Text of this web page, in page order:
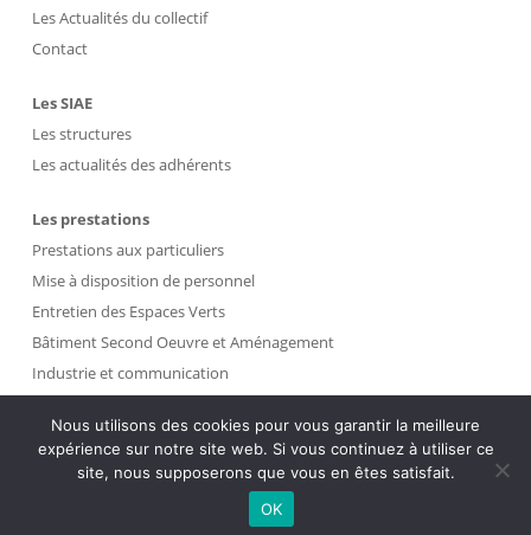
Les Actualités du collectif
Contact
Les SIAE
Les structures
Les actualités des adhérents
Les prestations
Prestations aux particuliers
Mise à disposition de personnel
Entretien des Espaces Verts
Bâtiment Second Oeuvre et Aménagement
Industrie et communication
Intranet
Nous utilisons des cookies pour vous garantir la meilleure
expérience sur notre site web. Si vous continuez à utiliser ce
site, nous supposerons que vous en êtes satisfait.
OK